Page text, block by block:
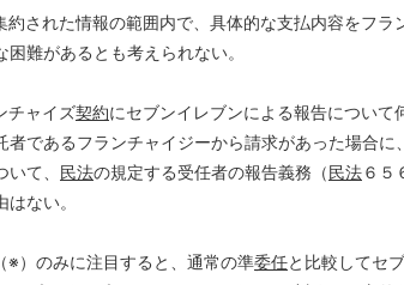
された情報の範囲内で、具体的な支払内容をフラ
困難があるとも考えられない。
ャイズ契約にセブンイレブンによる報告について
者であるフランチャイジーから請求があった場合に
て、 民法の規定する受任者の報告義務（民法６５
ない。
）のみに注目すると、通常の準委任と比較してセ